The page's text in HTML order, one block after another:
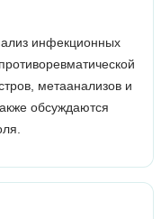
инфекционных
метаанализов и
обсуждаются